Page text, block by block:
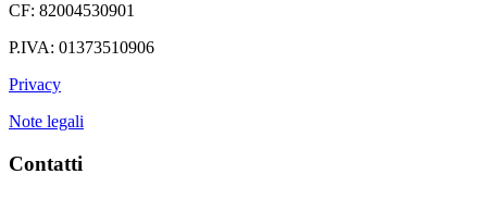
CF: 82004530901
P.IVA: 01373510906
Privacy
Note legali
Contatti